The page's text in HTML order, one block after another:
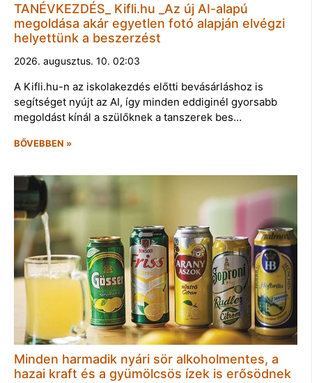
TANÉVKEZDÉS_ Kifli.hu _Az új AI-alapú
megoldása akár egyetlen fotó alapján elvégzi
helyettünk a beszerzést
2026. augusztus. 10. 02:03
A Kifli.hu-n az iskolakezdés előtti bevásárláshoz is
segítséget nyújt az AI, így minden eddiginél gyorsabb
megoldást kínál a szülőknek a tanszerek bes…
BŐVEBBEN »
Minden harmadik nyári sör alkoholmentes, a
hazai kraft és a gyümölcsös ízek is erősödnek